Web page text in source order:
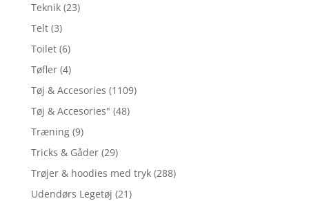
Teknik (23)
Telt (3)
Toilet (6)
Tøfler (4)
Tøj & Accesories (1109)
Tøj & Accesories" (48)
Træning (9)
Tricks & Gåder (29)
Trøjer & hoodies med tryk (288)
Udendørs Legetøj (21)